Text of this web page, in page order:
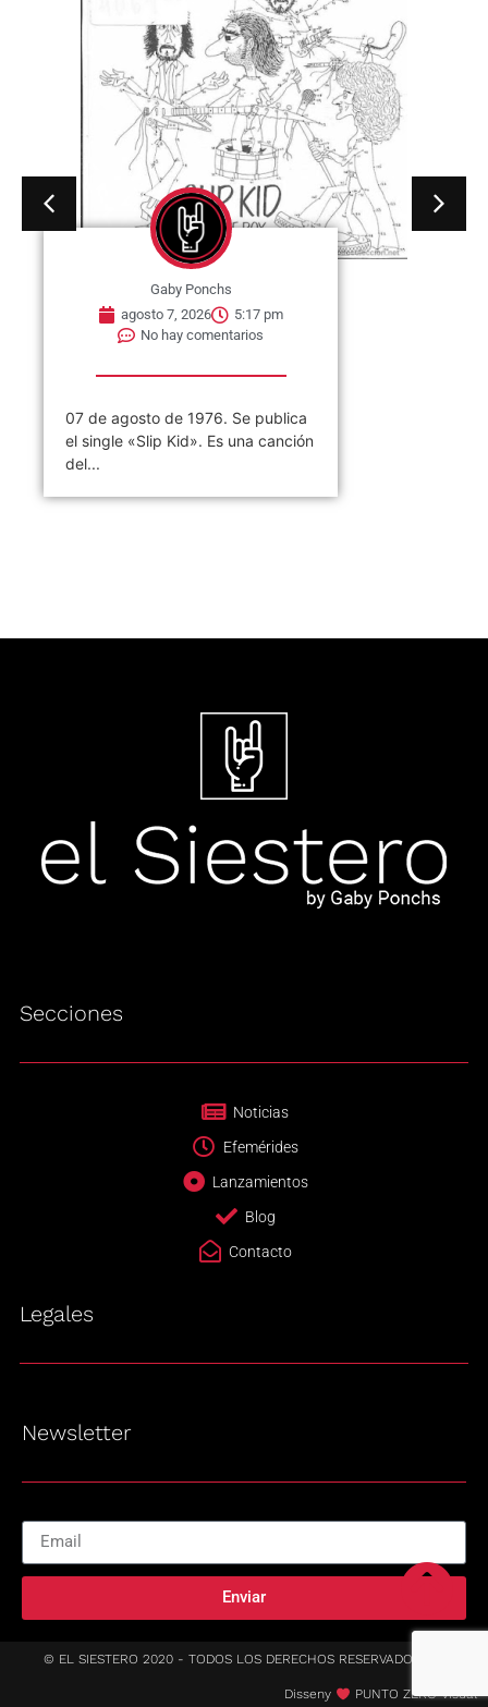
Gaby Ponchs
agosto 7, 2026
5:17 pm
No hay comentarios
07 de agosto de 1976. Se publica
el single «Slip Kid». Es una canción
del...
Secciones
Noticias
Efemérides
Lanzamientos
Blog
Contacto
Legales
Newsletter
Enviar
© EL SIESTERO 2020 - TODOS LOS DERECHOS RESERVADOS
Disseny PUNTO ZERO Visual